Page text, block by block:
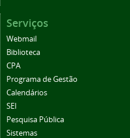
Serviços
Webmail
Biblioteca
CPA
Programa de Gestão
Calendários
SEI
Pesquisa Pública
Sistemas